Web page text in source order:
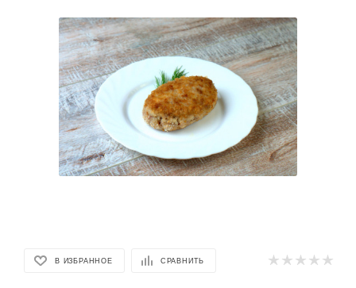
В ИЗБРАННОЕ СРАВНИТЬ